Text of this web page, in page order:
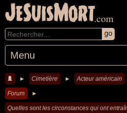
JeSuisMort.com
Menu
► Cimetière ► Acteur américain
Forum ►
Quelles sont les circonstances qui ont